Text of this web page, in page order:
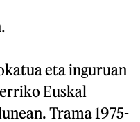
eta inguruan
Euskal
Trama 1975-